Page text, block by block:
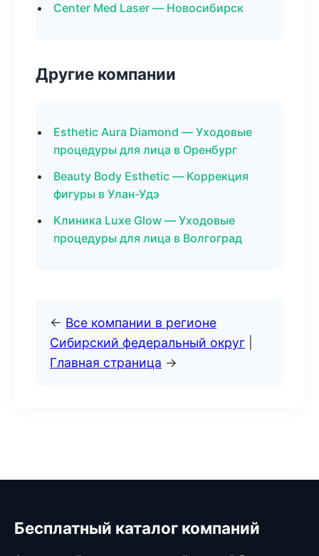
Center Med Laser — Новосибирск
Другие компании
Esthetic Aura Diamond — Уходовые
процедуры для лица в Оренбург
Beauty Body Esthetic — Коррекция
фигуры в Улан-Удэ
Клиника Luxe Glow — Уходовые
процедуры для лица в Волгоград
← Все компании в регионе
Сибирский федеральный округ
Главная страница →
Бесплатный каталог компаний